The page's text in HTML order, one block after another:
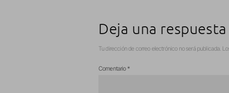
Deja una respuesta
Tu dirección de correo electrónico no será publicada.
Comentario *